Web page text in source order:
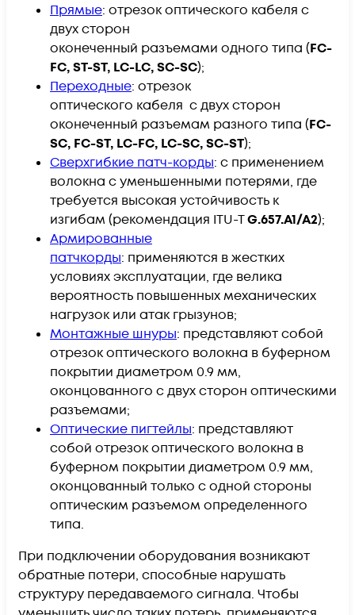
Прямые: отрезок оптического кабеля с
двух сторон​
оконеченный разъемами одного типа (FC-
FC, ST-ST, LC-LC, SC-SC);
Переходные: отрезок
оптического кабеля с двух сторон​
оконеченный разъемам разного типа (FC-
SC, FC-ST, LC-FC, LC-SC, SC-ST);
Сверхгибкие патч-корды: с применением
волокна с уменьшенными потерями, где
требуется высокая устойчивость к
изгибам (рекомендация ITU-TG.657.A1/A2);
Армированные
патчкорды: применяются в жестких
условиях эксплуатации, где велика
вероятность повышенных механических
нагрузок или атак грызунов;
Монтажные шнуры: представляют собой
отрезок оптического волокна в буферном
покрытии диаметром 0.9 мм,
оконцованного с двух сторон оптическими
разъемами;
Оптические пигтейлы: представляют
собой отрезок оптического волокна в
буферном покрытии диаметром 0.9 мм,
оконцованный только с одной стороны
оптическим разъемом определенного
типа.
При подключении оборудования возникают
обратные потери, способные нарушать
структуру передаваемого сигнала. Чтобы